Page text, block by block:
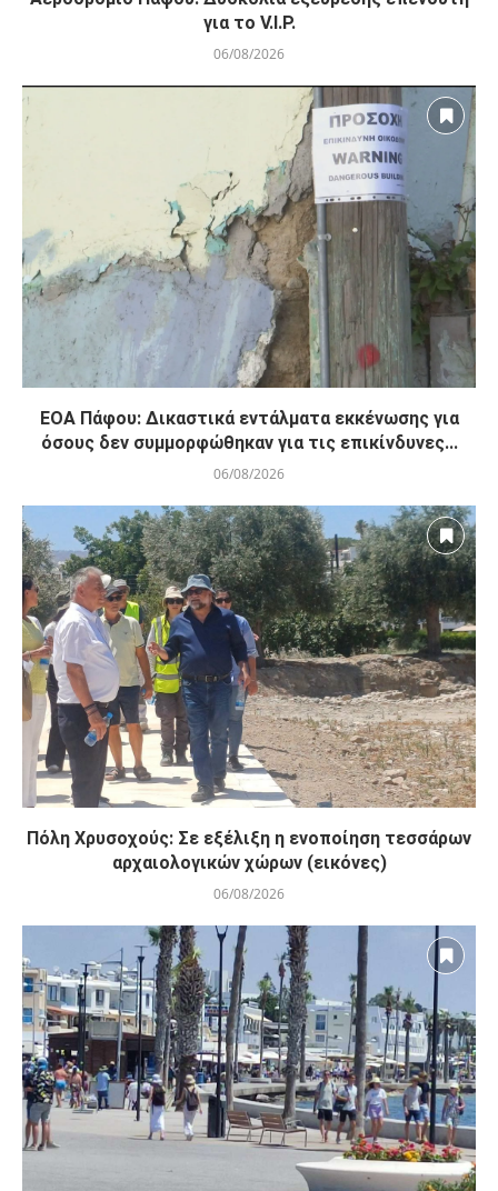
για το V.I.P.
06/08/2026
ΕΟΑ Πάφου: Δικαστικά εντάλματα εκκένωσης για
όσους δεν συμμορφώθηκαν για τις επικίνδυνες...
06/08/2026
Πόλη Χρυσοχούς: Σε εξέλιξη η ενοποίηση τεσσάρων
αρχαιολογικών χώρων (εικόνες)
06/08/2026